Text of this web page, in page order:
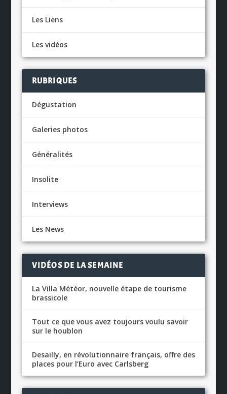
Les Liens
Les vidéos
RUBRIQUES
Dégustation
Galeries photos
Généralités
Insolite
Interviews
Les News
VIDÉOS DE LA SEMAINE
La Villa Météor, nouvelle étape de tourisme
brassicole
Tout ce que vous avez toujours voulu savoir
sur le houblon
Desailly, en révolutionnaire français, offre des
places pour l’Euro avec Carlsberg